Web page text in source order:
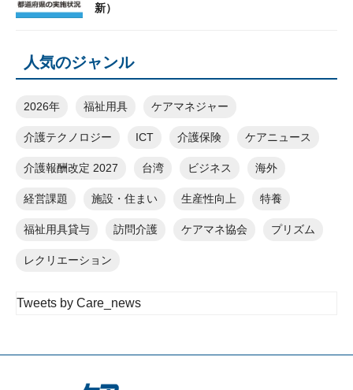
新）
人気のジャンル
2026年 福祉用具 ケアマネジャー
介護テクノロジー ICT 介護保険 ケアニュース
介護報酬改定 2027 台湾 ビジネス 海外
経営課題 施設・住まい 生産性向上 特養
福祉用具貸与 訪問介護 ケアマネ協会 プリズム
レクリエーション
Tweets by Care_news